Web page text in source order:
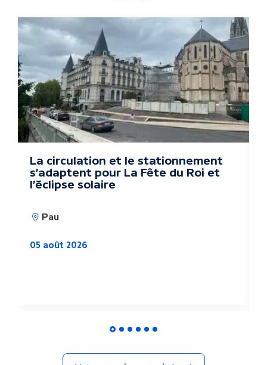
u
t
r
e
s
a
La circulation et le stationnement
s'adaptent pour La Fête du Roi et
l'éclipse solaire
Pau
05 août 2026